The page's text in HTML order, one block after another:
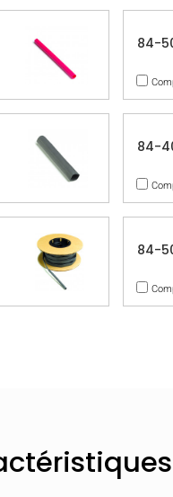
84-
84-
84-